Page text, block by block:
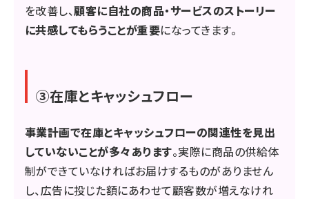
を改善し、顧客に自社の商品・サービスのストーリー
に共感してもらうことが重要になってきます。
③在庫とキャッシュフロー
事業計画で在庫とキャッシュフローの関連性を見出
していないことが多々あります。実際に商品の供給体
制ができていなければお届けするものがありません
し、広告に投じた額にあわせて顧客数が増えなけれ